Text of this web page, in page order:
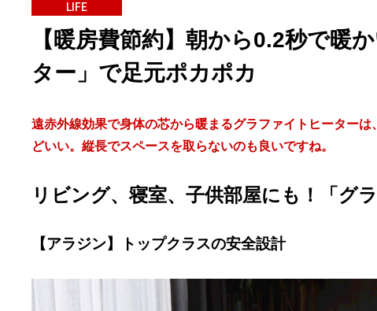
LIFE
【暖房費節約】朝から0.2秒で暖
ター」で足元ポカポカ
遠赤外線効果で身体の芯から暖まるグラファイトヒーター
どいい。縦長でスペースを取らないのも良いですね。
リビング、寝室、子供部屋にも！「グ
【アラジン】トップクラスの安全設計